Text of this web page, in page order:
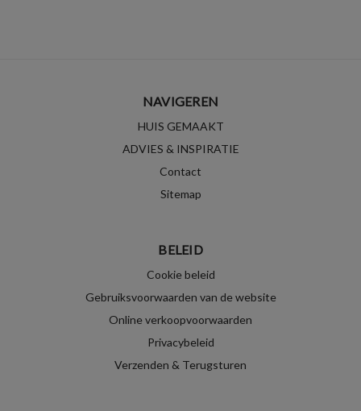
NAVIGEREN
HUIS GEMAAKT
ADVIES & INSPIRATIE
Contact
Sitemap
BELEID
Cookie beleid
Gebruiksvoorwaarden van de website
Online verkoopvoorwaarden
Privacybeleid
Verzenden & Terugsturen